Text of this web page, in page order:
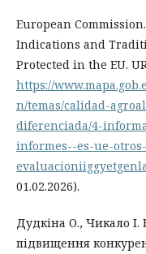
European
Indications and
Protected in the EU.
https://
n/temas/calidad-
diferenciada/4-
informes--es-ue-
01.02.2026).
Дудкіна О., Чикало
підвищення